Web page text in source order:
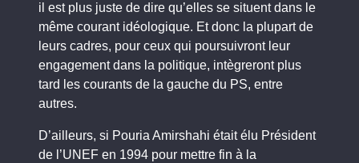
il est plus juste de dire qu’elles se situent dans le
même courant idéologique. Et donc la plupart de
leurs cadres, pour ceux qui poursuivront leur
engagement dans la politique, intègreront plus
tard les courants de la gauche du PS, entre
autres.
D’ailleurs, si Pouria Amirshahi était élu Président
de l’UNEF en 1994 pour mettre fin à la